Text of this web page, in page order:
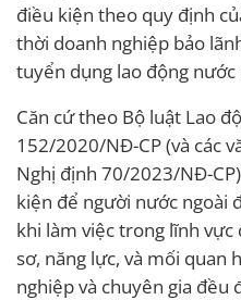
điều kiện theo quy định
thời doanh nghiệp bảo
tuyển dụng lao động nước
Căn cứ theo Bộ luật Lao
152/2020/NĐ-CP (và các
Nghị định 70/2023/NĐ-
kiện để người nước ngoài
khi làm việc trong lĩnh vực
sơ, năng lực, và mối quan
nghiệp và chuyên gia